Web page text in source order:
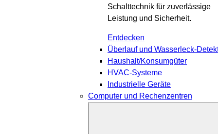
Schalttechnik für zuverlässige
Leistung und Sicherheit.
Entdecken
Überlauf und Wasserleck-
Haushalt/Konsumgüter
HVAC-Systeme
Industrielle Geräte
Computer und Rechenzentren